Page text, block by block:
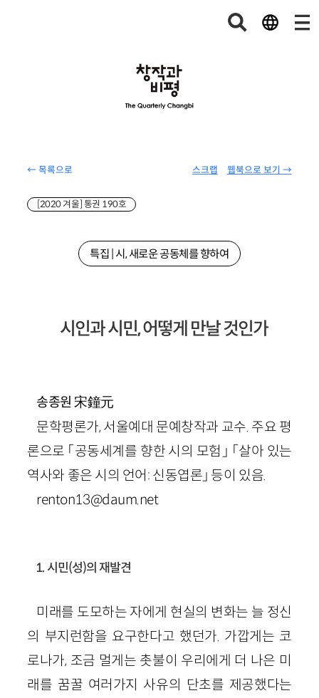
← 목록으로 웹북으로 보기 →
스크랩
[2020 겨울] 통권 190호
특집 | 시, 새로운 공동체를 향하여
시인과 시민, 어떻게 만날 것인가
송종원 宋鐘元
문학평론가, 서울예대 문예창작과 교수. 주요 평
론으로 「공동세계를 향한 시의 모험」 「살아 있는
역사와 좋은 시의 언어: 신동엽론」 등이 있음.
renton13@daum.net
1. 시민(성)의 재발견
미래를 도모하는 자에게 현실의 변화는 늘 정신
의 부지런함을 요구한다고 했던가. 가깝게는 코
로나가, 조금 멀게는 촛불이 우리에게 더 나은 미
래를 꿈꿀 여러가지 사유의 단초를 제공했다는